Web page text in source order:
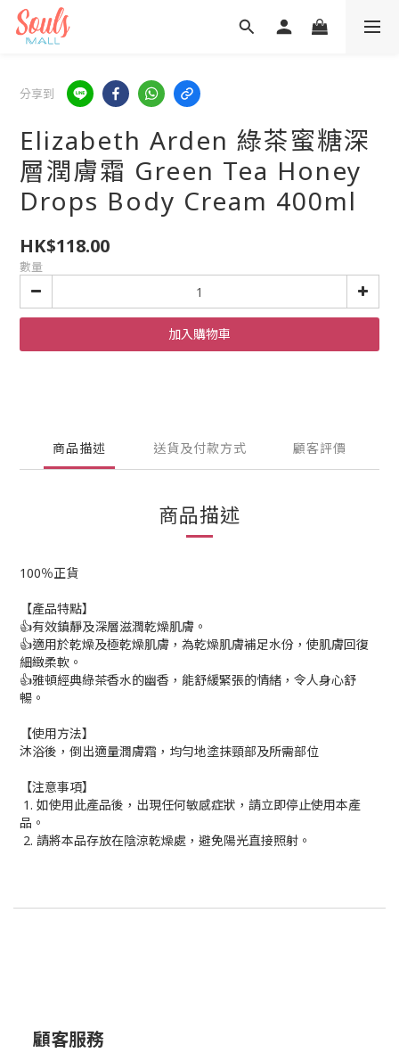
分享到
Elizabeth Arden 綠茶蜜糖深
層潤膚霜 Green Tea Honey
Drops Body Cream 400ml
HK$118.00
數量
加入購物車
商品描述 送貨及付款方式 顧客評價
商品描述
100％正貨
【產品特點】
👍有效鎮靜及深層滋潤乾燥肌膚。
👍適用於乾燥及極乾燥肌膚，為乾燥肌膚補足水份，使肌膚回復
細緻柔軟。
👍雅頓經典綠茶香水的幽香，能舒緩緊張的情緒，令人身心舒
暢。
【使用方法】
沐浴後，倒出適量潤膚霜，均勻地塗抹頸部及所需部位
【注意事項】
1. 如使用此產品後，出現任何敏感症狀，請立即停止使用本產
品。
2. 請將本品存放在陰涼乾燥處，避免陽光直接照射。
顧客服務